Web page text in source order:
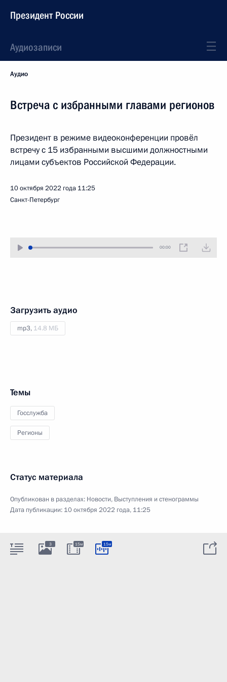
Президент России
Аудиозаписи
Аудио
Встреча с избранными главами регионов
Президент в режиме видеоконференции провёл
встречу с 15 избранными высшими должностными
лицами субъектов Российской Федерации.
10 октября 2022 года 11:25
Санкт-Петербург
00:00
Загрузить аудио
mp3, 14.8 МБ
Темы
Госслужба
Регионы
Статус материала
Опубликован в разделах: Новости, Выступления и стенограммы
Дата публикации: 10 октября 2022 года, 11:25
3 15м 15м